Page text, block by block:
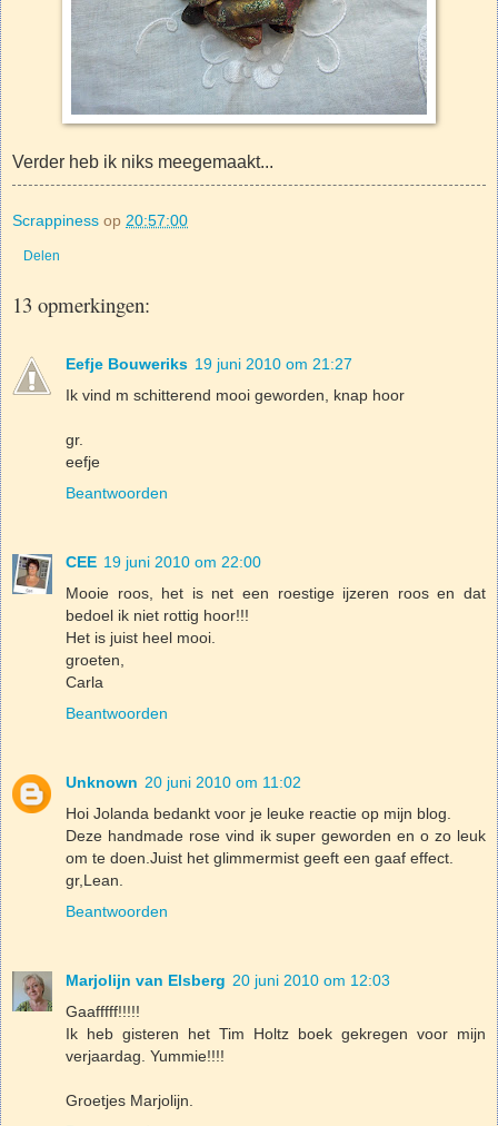
Verder heb ik niks meegemaakt...
Scrappiness op 20:57:00
Delen
13 opmerkingen:
Eefje Bouweriks 19 juni 2010 om 21:27
Ik vind m schitterend mooi geworden, knap hoor
gr.
eefje
Beantwoorden
CEE 19 juni 2010 om 22:00
Mooie roos, het is net een roestige ijzeren roos en dat
bedoel ik niet rottig hoor!!!
Het is juist heel mooi.
groeten,
Carla
Beantwoorden
Unknown 20 juni 2010 om 11:02
Hoi Jolanda bedankt voor je leuke reactie op mijn blog.
Deze handmade rose vind ik super geworden en o zo leuk
om te doen.Juist het glimmermist geeft een gaaf effect.
gr,Lean.
Beantwoorden
Marjolijn van Elsberg 20 juni 2010 om 12:03
Gaafffff!!!!!
Ik heb gisteren het Tim Holtz boek gekregen voor mijn
verjaardag. Yummie!!!!
Groetjes Marjolijn.